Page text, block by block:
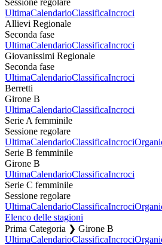
UltimaCalendarioClassificaIncroci
Allievi Regionale
Seconda fase
UltimaCalendarioClassificaIncroci
Giovanissimi Regionale
Seconda fase
UltimaCalendarioClassificaIncroci
Berretti
Girone B
UltimaCalendarioClassificaIncroci
Serie A femminile
Sessione regolare
UltimaCalendarioClassificaIncroci
Serie B femminile
Girone B
UltimaCalendarioClassificaIncroci
Serie C femminile
Sessione regolare
UltimaCalendarioClassificaIncroci
Elenco delle stagioni
Prima Categoria ❯ Girone B
UltimaCalendarioClassificaIncroci